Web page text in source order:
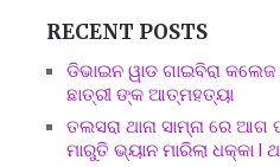
RECENT POSTS
ଡିଭାଇନ ୱାଡ ଗାଇବିରା କଲେଜ
ଛାତ୍ରୀ ଙ୍କ ଆତ୍ମହତ୍ୟା
ତଲସରା ଥାନା ସାମ୍ନା ରେ ଆଗ
ମାରୁତି ଭ୍ୟାନ ମାରିଲା ଧକ୍କା l